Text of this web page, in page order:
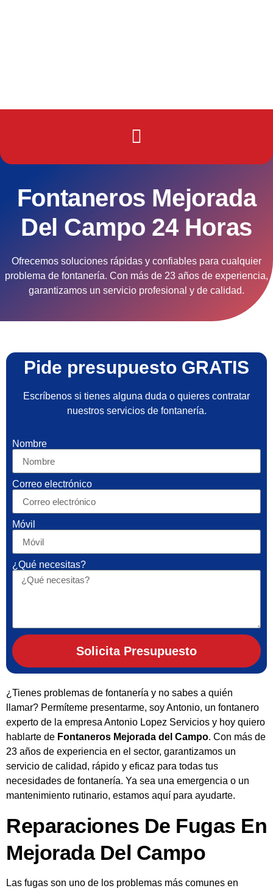
Fontaneros Mejorada
Del Campo 24 Horas
Ofrecemos soluciones rápidas y confiables para cualquier
problema de fontanería. Con más de 23 años de experiencia,
garantizamos un servicio profesional y de calidad.
Pide presupuesto GRATIS
Escríbenos si tienes alguna duda o quieres contratar
nuestros servicios de fontanería.
Nombre
Correo electrónico
Móvil
¿Qué necesitas?
Solicita Presupuesto
¿Tienes problemas de fontanería y no sabes a quién
llamar? Permíteme presentarme, soy Antonio, un fontanero
experto de la empresa Antonio Lopez Servicios y hoy quiero
hablarte de Fontaneros Mejorada del Campo. Con más de
23 años de experiencia en el sector, garantizamos un
servicio de calidad, rápido y eficaz para todas tus
necesidades de fontanería. Ya sea una emergencia o un
mantenimiento rutinario, estamos aquí para ayudarte.
Reparaciones De Fugas En
Mejorada Del Campo
Las fugas son uno de los problemas más comunes en